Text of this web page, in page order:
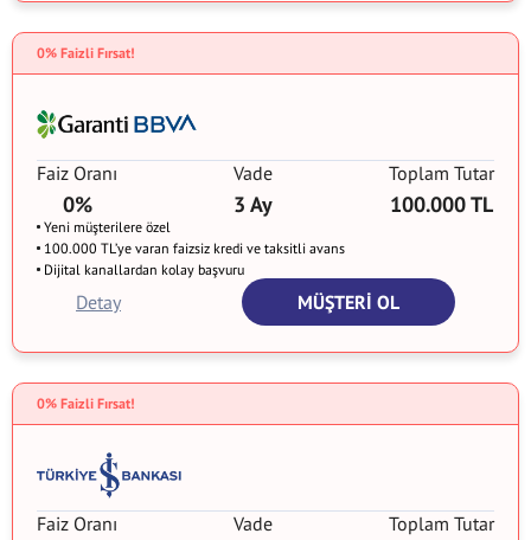
0% Faizli Fırsat!
Faiz Oranı
0%
Vade
3 Ay
Toplam Tutar
100.000 TL
Yeni müşterilere özel
100.000 TL’ye varan faizsiz kredi ve taksitli avans
Dijital kanallardan kolay başvuru
MÜŞTERİ OL
Detay
0% Faizli Fırsat!
Faiz Oranı Vade Toplam Tutar